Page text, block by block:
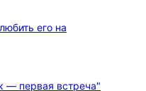
его на